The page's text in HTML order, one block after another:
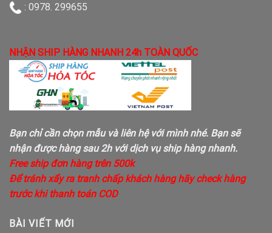
: 0978. 299655
NHẬN SHIP HÀNG NHANH 24h TOÀN QUỐC
Bạn chỉ cần chọn mẫu và liên hệ với mình nhé. Bạn sẽ
nhận được hàng sau 2h với dịch vụ ship hàng nhanh.
Free ship đơn hàng trên 500k
Để tránh xẩy ra tranh chấp khách hàng hãy check hàng
trước khi thanh toán COD
BÀI VIẾT MỚI